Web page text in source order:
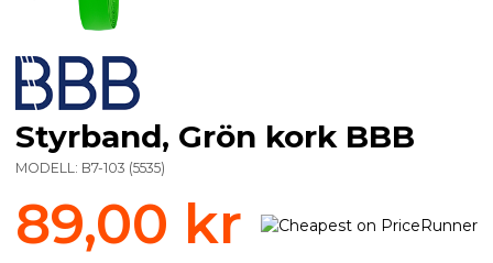
Styrband, Grön kork BBB
MODELL: B7-103 (5535)
89,00 kr